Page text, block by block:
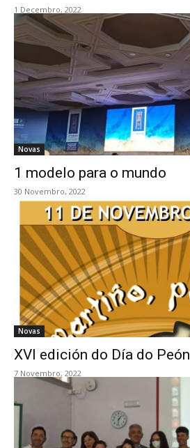
1 Decembro, 2022
Novas
1 modelo para o mundo
30 Novembro, 2022
Novas
XVI edición do Día do Peón
7 Novembro, 2022